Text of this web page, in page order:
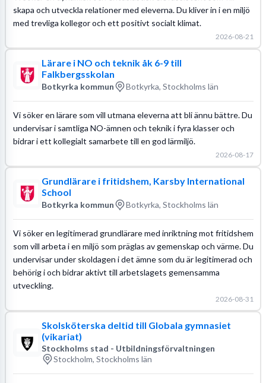
skapa och utveckla relationer med eleverna. Du kliver in i en miljö
med trevliga kollegor och ett positivt socialt klimat.
2026-08-21
Lärare i NO och teknik åk 6-9 till
Falkbergsskolan
Botkyrka kommun Botkyrka, Stockholms län
Vi söker en lärare som vill utmana eleverna att bli ännu bättre. Du
undervisar i samtliga NO-ämnen och teknik i fyra klasser och
bidrar i ett kollegialt samarbete till en god lärmiljö.
2026-08-17
Grundlärare i fritidshem, Karsby International
School
Botkyrka kommun Botkyrka, Stockholms län
Vi söker en legitimerad grundlärare med inriktning mot fritidshem
som vill arbeta i en miljö som präglas av gemenskap och värme. Du
undervisar under skoldagen i det ämne som du är legitimerad och
behörig i och bidrar aktivt till arbetslagets gemensamma
utveckling.
2026-08-31
Skolsköterska deltid till Globala gymnasiet
(vikariat)
Stockholms stad - Utbildningsförvaltningen
Stockholm, Stockholms län